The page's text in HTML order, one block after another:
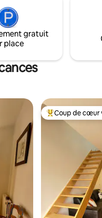
gratuit
place
: 5 sur 5
appréciés Coups de cœur
Coup de cœur